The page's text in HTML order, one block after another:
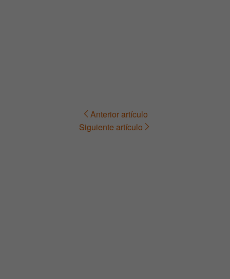
Navegación Anterior artículo
Siguiente artículo